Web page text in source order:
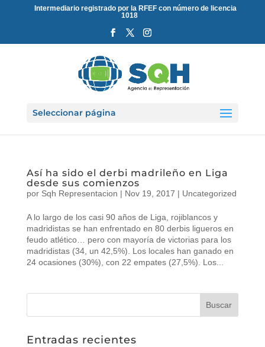
Intermediario registrado por la RFEF con número de licencia
1018
Seleccionar página
Así ha sido el derbi madrileño en Liga
desde sus comienzos
por Sqh Representacion | Nov 19, 2017 | Uncategorized
A lo largo de los casi 90 años de Liga, rojiblancos y
madridistas se han enfrentado en 80 derbis ligueros en
feudo atlético… pero con mayoría de victorias para los
madridistas (34, un 42,5%). Los locales han ganado en
24 ocasiones (30%), con 22 empates (27,5%). Los...
Entradas recientes